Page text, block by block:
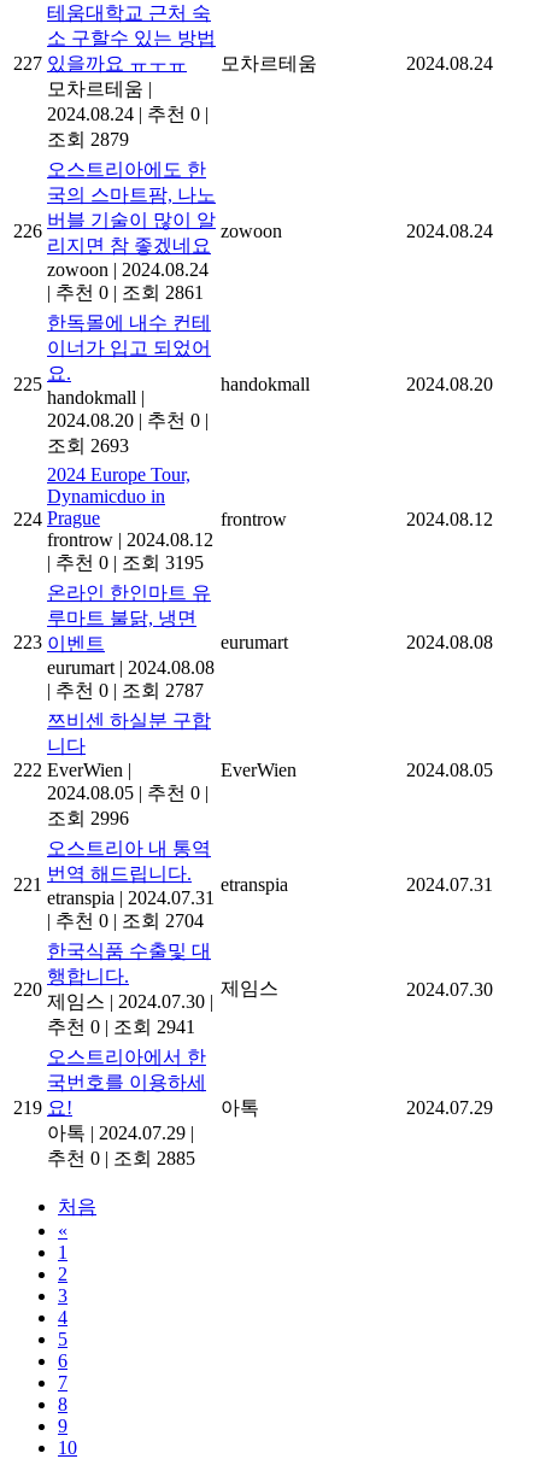
227
테움대학교 근처 숙
소 구할수 있는 방법
있을까요 ㅠㅜㅠ
모차르테움 |
2024.08.24 | 추천 0 |
조회 2879
모차르테움 2024.08.24
226
오스트리아에도 한
국의 스마트팜, 나노
버블 기술이 많이 알
리지면 참 좋겠네요
zowoon | 2024.08.24
| 추천 0 | 조회 2861
zowoon 2024.08.24
225
한독몰에 내수 컨테
이너가 입고 되었어
요.
handokmall |
2024.08.20 | 추천 0 |
조회 2693
handokmall 2024.08.20
224
2024 Europe Tour,
Dynamicduo in
Prague
frontrow | 2024.08.12
| 추천 0 | 조회 3195
frontrow 2024.08.12
223
온라인 한인마트 유
루마트 불닭, 냉면
이벤트
eurumart | 2024.08.08
| 추천 0 | 조회 2787
eurumart 2024.08.08
222
쯔비센 하실분 구합
니다
EverWien |
2024.08.05 | 추천 0 |
조회 2996
EverWien 2024.08.05
221
오스트리아 내 통역
번역 해드립니다.
etranspia | 2024.07.31
| 추천 0 | 조회 2704
etranspia 2024.07.31
220
한국식품 수출및 대
행합니다.
제임스 | 2024.07.30 |
추천 0 | 조회 2941
제임스 2024.07.30
219
오스트리아에서 한
국번호를 이용하세
요!
아톡 | 2024.07.29 |
추천 0 | 조회 2885
아톡 2024.07.29
처음
«
1
2
3
4
5
6
7
8
9
10